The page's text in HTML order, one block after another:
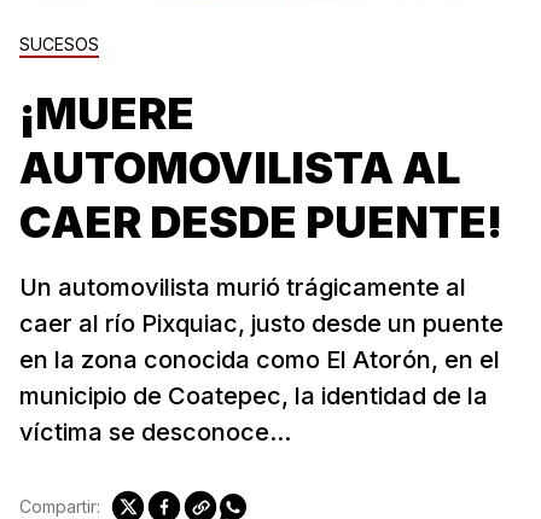
SUCESOS
¡MUERE
AUTOMOVILISTA AL
CAER DESDE PUENTE!
Un automovilista murió trágicamente al
caer al río Pixquiac, justo desde un puente
en la zona conocida como El Atorón, en el
municipio de Coatepec, la identidad de la
víctima se desconoce...
Compartir: